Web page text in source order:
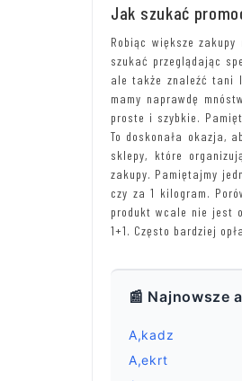
Jak szukać
Robiąc większe
szukać przeglądając
ale także znaleźć tani
mamy naprawdę
proste i szybkie.
To doskonała okazja,
sklepy, które
zakupy. Pamiętajmy
czy za 1 kilogram.
produkt wcale nie jest
1+1. Często bardziej
📰 Najnowsze
A,kadz
A,ekrt